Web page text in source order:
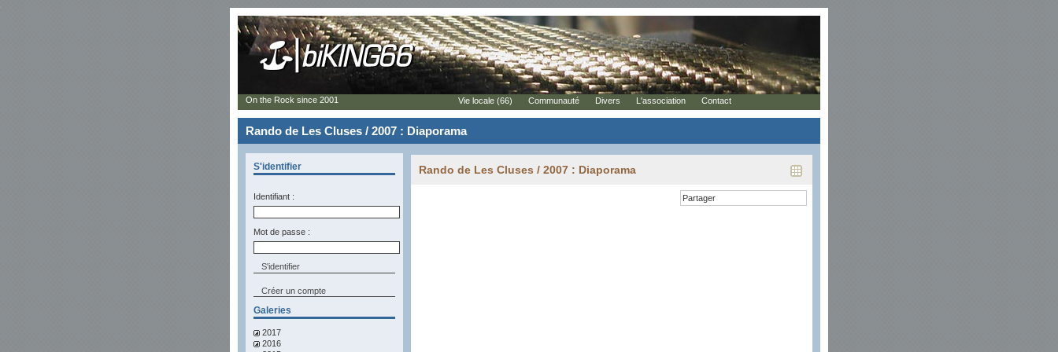
Rando de Les Cluses / 2007 : Diaporama
S'identifier
Identifiant :
Mot de passe :
Créer un compte
Galeries
2017
2016
Rando de Les Cluses / 2007 : Diaporama
Partager
On the Rock since 2001 Vie locale (66) Communauté Divers L'association Contact